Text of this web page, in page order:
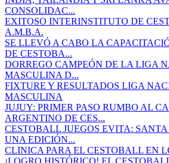
CONSOLIDAC...
EXITOSO INTERINSTITUTO DE
A.M.B.A.
SE LLEVÓ A CABO LA
DE CESTOBA...
DORREGO CAMPEÓN DE LA LIGA
MASCULINA D...
FIXTURE Y RESULTADOS LIGA
MASCULINA
JUJUY: PRIMER PASO RUMBO AL
ARGENTINO DE CES...
CESTOBALL JUEGOS EVITA:
UNA EDICIÓN...
CLINICA PARA EL CESTOBALL EN
¡LOGRO HISTÓRICO! EL